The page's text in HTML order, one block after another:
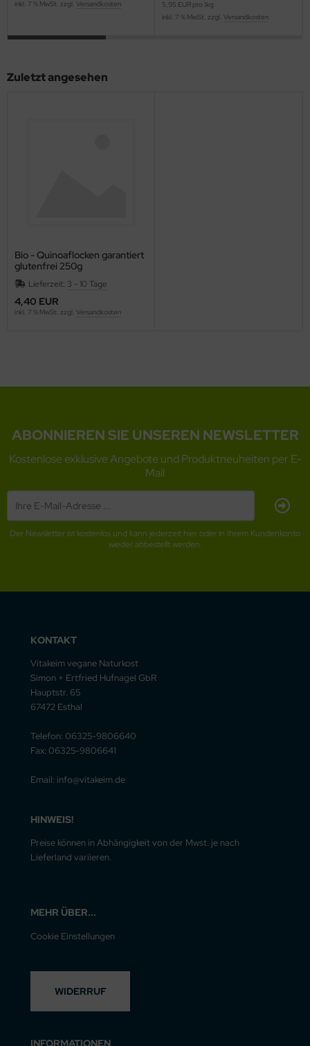
inkl. 7 % MwSt. zzgl. Versandkosten
5,95 EUR pro 1kg
inkl. 7 % MwSt. zzgl. Versandkosten
Zuletzt angesehen
Bio - Quinoaflocken garantiert
glutenfrei 250g
Lieferzeit: 3 - 10 Tage
4,40 EUR
inkl. 7 % MwSt. zzgl. Versandkosten
ABONNIEREN SIE UNSEREN NEWSLETTER
Kostenlose exklusive Angebote und Produktneuheiten per E-
Mail
Der Newsletter ist kostenlos und kann jederzeit hier oder in Ihrem Kundenkonto
wieder abbestellt werden.
KONTAKT
Vitakeim vegane Naturkost
Simon + Ertfried Hufnagel GbR
Hauptstr. 65
67472 Esthal
Telefon: 06325-9806640
Fax: 06325-9806641
Email: info@vitakeim.de
HINWEIS!
Preise können in Abhängigkeit von der Mwst. je nach
Lieferland variieren.
MEHR ÜBER...
Cookie Einstellungen
WIDERRUF
INFORMATIONEN